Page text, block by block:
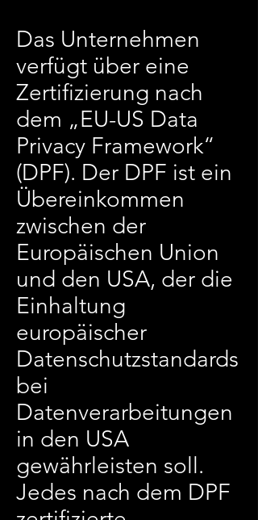
Das Unternehmen
verfügt über eine
Zertifizierung nach
dem „EU-US Data
Privacy Framework“
(DPF). Der DPF ist ein
Übereinkommen
zwischen der
Europäischen Union
und den USA, der die
Einhaltung
europäischer
Datenschutzstandards
bei
Datenverarbeitungen
in den USA
gewährleisten soll.
Jedes nach dem DPF